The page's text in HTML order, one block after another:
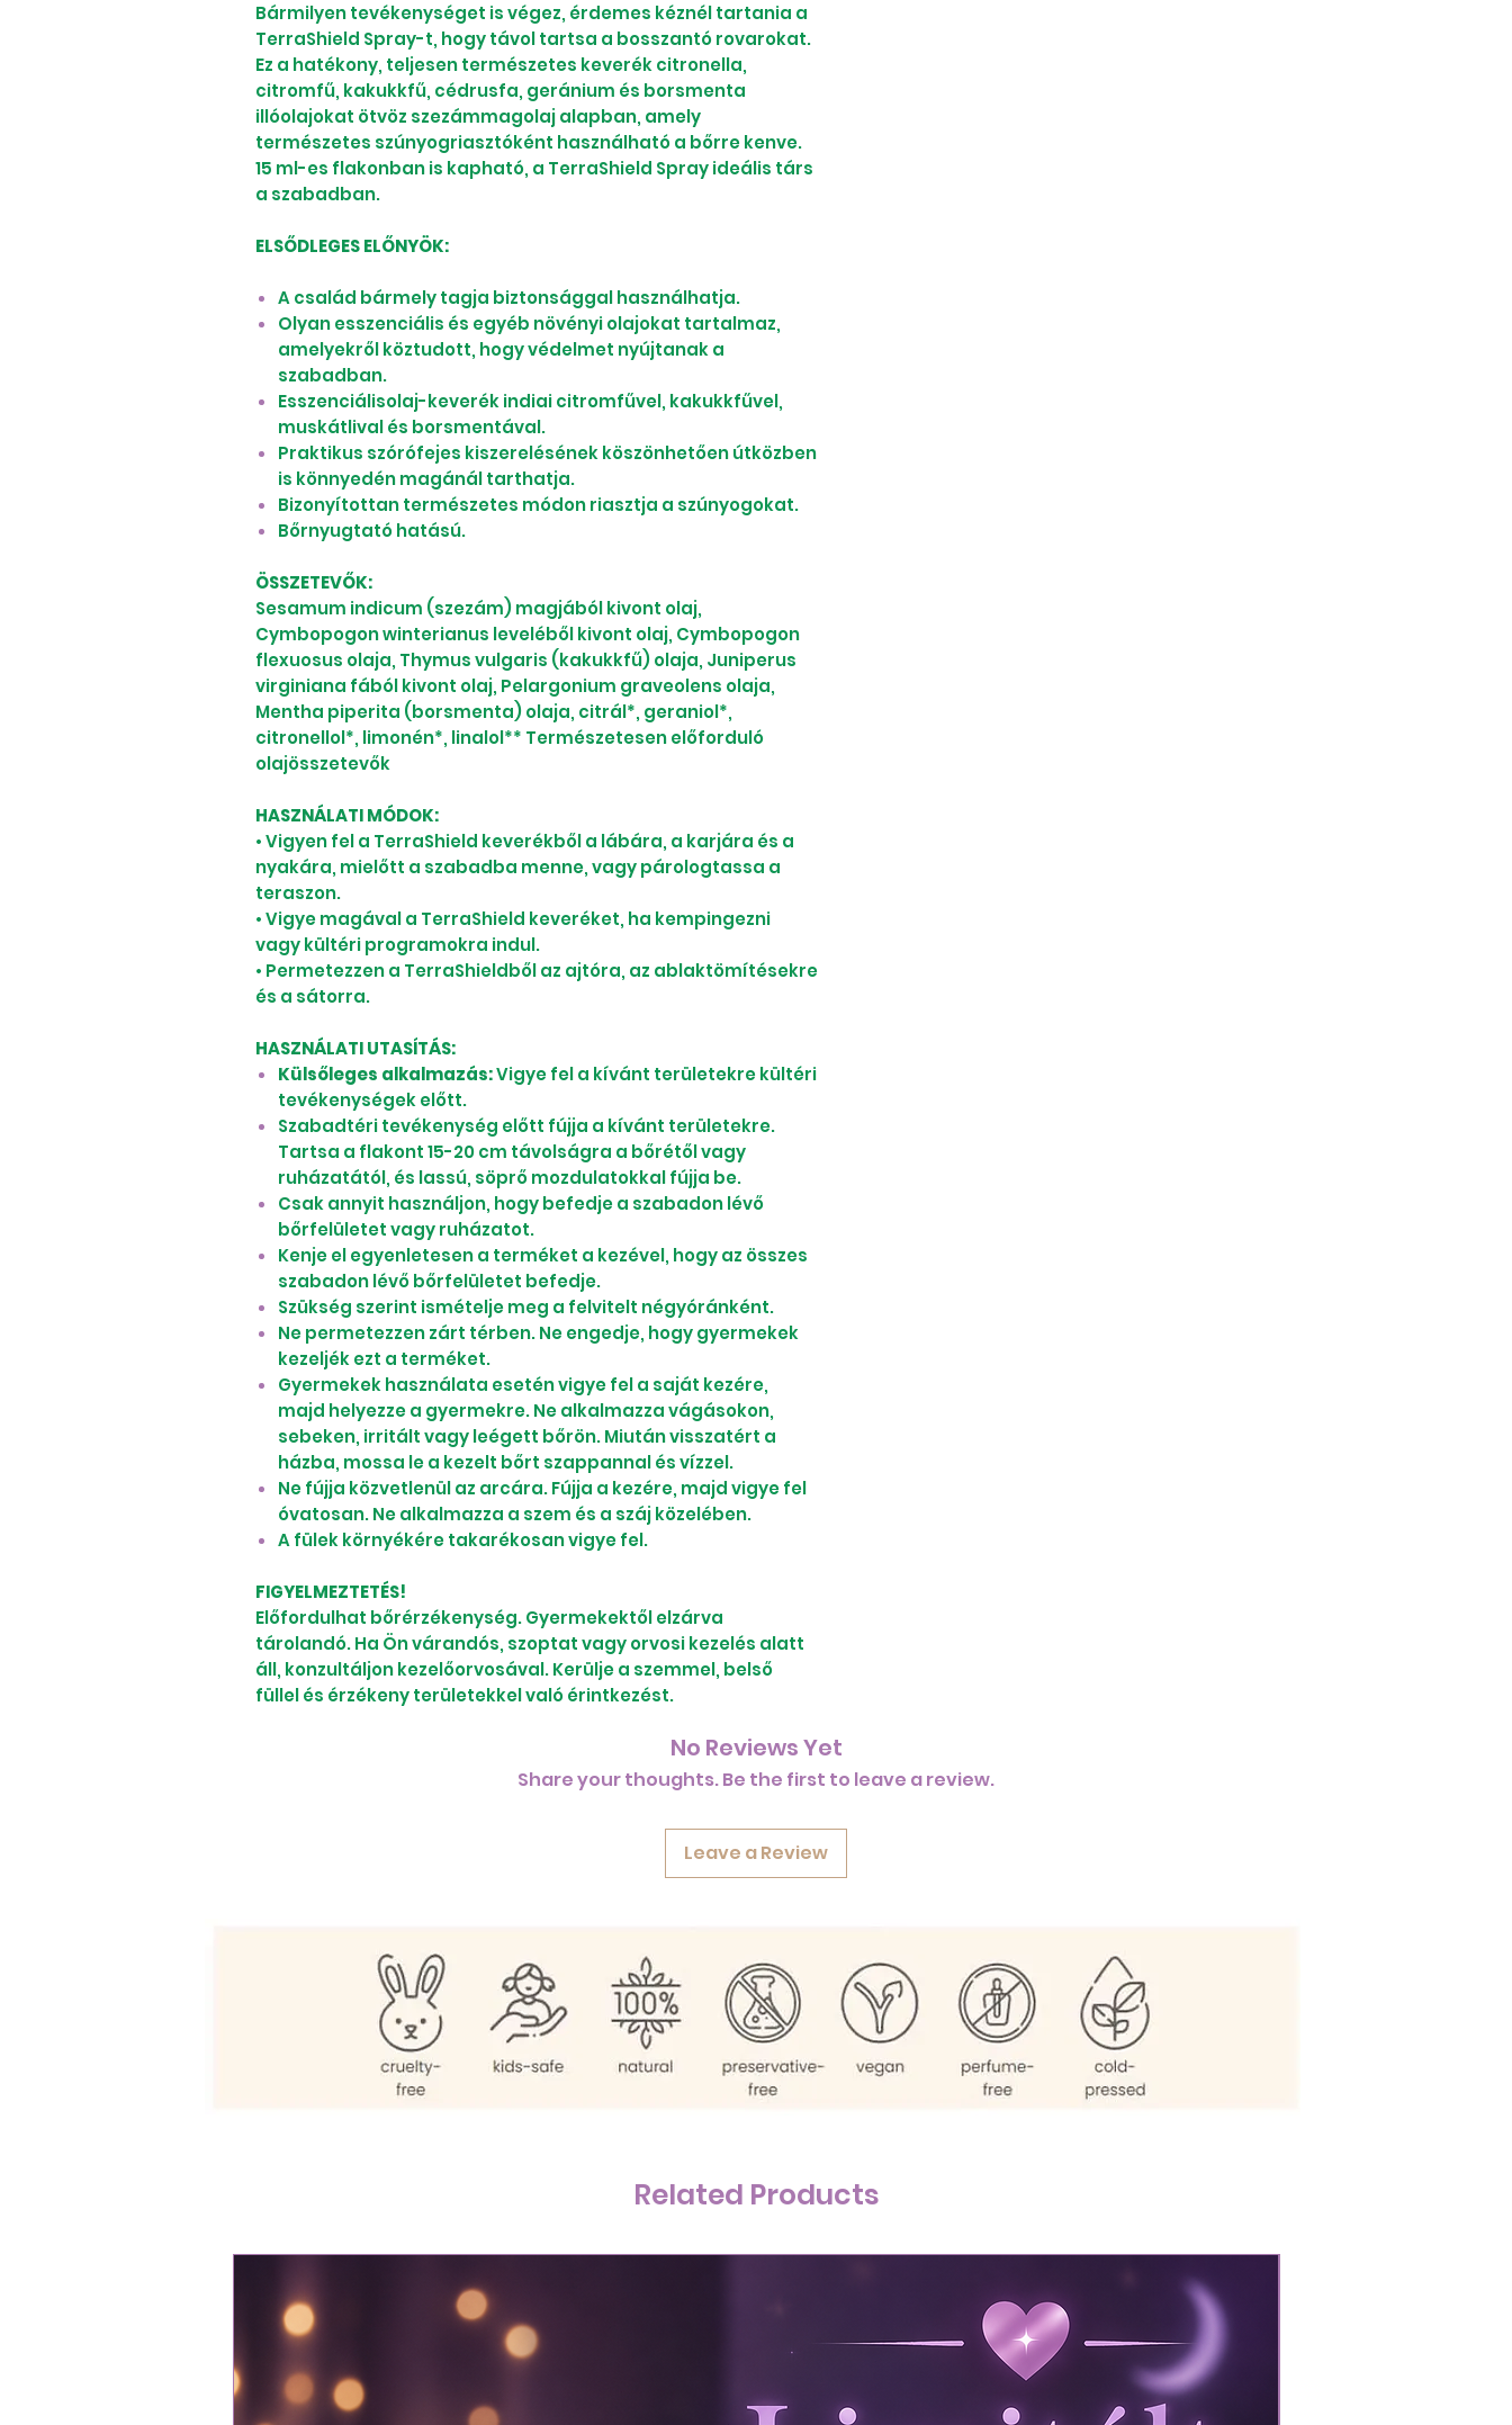
Bármilyen tevékenységet is végez, érdemes kéznél tartania a
TerraShield Spray-t, hogy távol tartsa a bosszantó rovarokat.
Ez a hatékony, teljesen természetes keverék citronella,
citromfű, kakukkfű, cédrusfa, geránium és borsmenta
illóolajokat ötvöz szezámmagolaj alapban, amely
természetes szúnyogriasztóként használható a bőrre kenve.
15 ml-es flakonban is kapható, a TerraShield Spray ideális társ
a szabadban.
ELSŐDLEGES ELŐNYÖK:
A család bármely tagja biztonsággal használhatja.
Olyan esszenciális és egyéb növényi olajokat tartalmaz,
amelyekről köztudott, hogy védelmet nyújtanak a
szabadban.
Esszenciálisolaj-keverék indiai citromfűvel, kakukkfűvel,
muskátlival és borsmentával.
Praktikus szórófejes kiszerelésének köszönhetően útközben
is könnyedén magánál tarthatja.
Bizonyítottan természetes módon riasztja a szúnyogokat.
Bőrnyugtató hatású.
ÖSSZETEVŐK:
Sesamum indicum (szezám) magjából kivont olaj,
Cymbopogon winterianus leveléből kivont olaj, Cymbopogon
flexuosus olaja, Thymus vulgaris (kakukkfű) olaja, Juniperus
virginiana fából kivont olaj, Pelargonium graveolens olaja,
Mentha piperita (borsmenta) olaja, citrál*, geraniol*,
citronellol*, limonén*, linalol** Természetesen előforduló
olajösszetevők
HASZNÁLATI MÓDOK:
• Vigyen fel a TerraShield keverékből a lábára, a karjára és a
nyakára, mielőtt a szabadba menne, vagy párologtassa a
teraszon.
• Vigye magával a TerraShield keveréket, ha kempingezni
vagy kültéri programokra indul.
• Permetezzen a TerraShieldből az ajtóra, az ablaktömítésekre
és a sátorra.
HASZNÁLATI UTASÍTÁS:
Külsőleges alkalmazás:Vigye fel a kívánt területekre kültéri
tevékenységek előtt.
Szabadtéri tevékenység előtt fújja a kívánt területekre.
Tartsa a flakont 15-20 cm távolságra a bőrétől vagy
ruházatától, és lassú, söprő mozdulatokkal fújja be.
Csak annyit használjon, hogy befedje a szabadon lévő
bőrfelületet vagy ruházatot.
Kenje el egyenletesen a terméket a kezével, hogy az összes
szabadon lévő bőrfelületet befedje.
Szükség szerint ismételje meg a felvitelt négyóránként.
Ne permetezzen zárt térben. Ne engedje, hogy gyermekek
kezeljék ezt a terméket.
Gyermekek használata esetén vigye fel a saját kezére,
majd helyezze a gyermekre. Ne alkalmazza vágásokon,
sebeken, irritált vagy leégett bőrön. Miután visszatért a
házba, mossa le a kezelt bőrt szappannal és vízzel.
Ne fújja közvetlenül az arcára. Fújja a kezére, majd vigye fel
óvatosan. Ne alkalmazza a szem és a száj közelében.
A fülek környékére takarékosan vigye fel.
FIGYELMEZTETÉS!
Előfordulhat bőrérzékenység. Gyermekektől elzárva
tárolandó. Ha Ön várandós, szoptat vagy orvosi kezelés alatt
áll, konzultáljon kezelőorvosával. Kerülje a szemmel, belső
füllel és érzékeny területekkel való érintkezést.
No Reviews Yet
Share your thoughts. Be the first to leave a review.
Leave a Review
Related Products